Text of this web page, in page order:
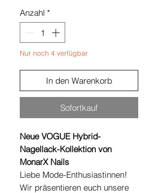
Anzahl *
Nur noch 4 verfügbar
In den Warenkorb
Sofortkauf
Neue VOGUE Hybrid-
Nagellack-Kollektion von
MonarX Nails
Liebe Mode-Enthusiastinnen!
Wir präsentieren euch unsere